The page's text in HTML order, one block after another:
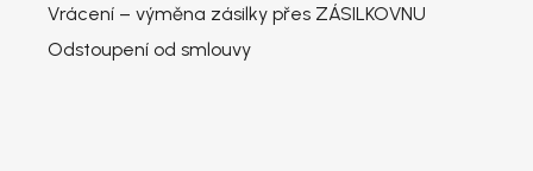
Vrácení – výměna zásilky přes ZÁSILKOVNU
Odstoupení od smlouvy